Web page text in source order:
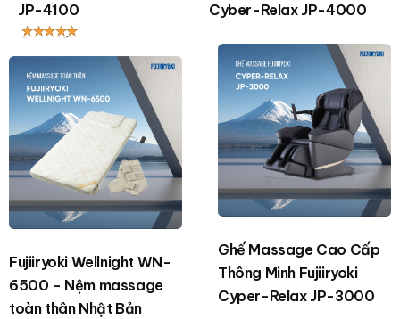
JP-4100
Được xếp
hạng5.00
Cyber-Relax JP-4000
Ghế Massage Cao Cấp
Thông Minh Fujiiryoki
Cyper-Relax JP-3000
Fujiiryoki Wellnight WN-
6500 – Nệm massage
toàn thân Nhật Bản